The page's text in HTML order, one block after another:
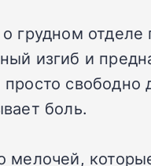
грудном
изгиб и
свободно
боль.
мелочей,